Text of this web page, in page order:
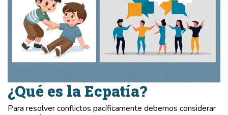
¿Qué es la Ecpatía?
Para resolver conflictos pacíficamente debemos considerar